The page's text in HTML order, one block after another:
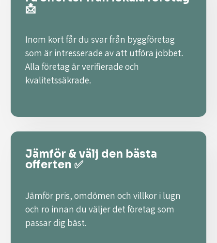
📩
Inom kort får du svar från byggföretag
som är intresserade av att utföra jobbet.
Alla företag är verifierade och
kvalitetssäkrade.
Jämför & välj den bästa
offerten ✅
Jämför pris, omdömen och villkor i lugn
och ro innan du väljer det företag som
passar dig bäst.